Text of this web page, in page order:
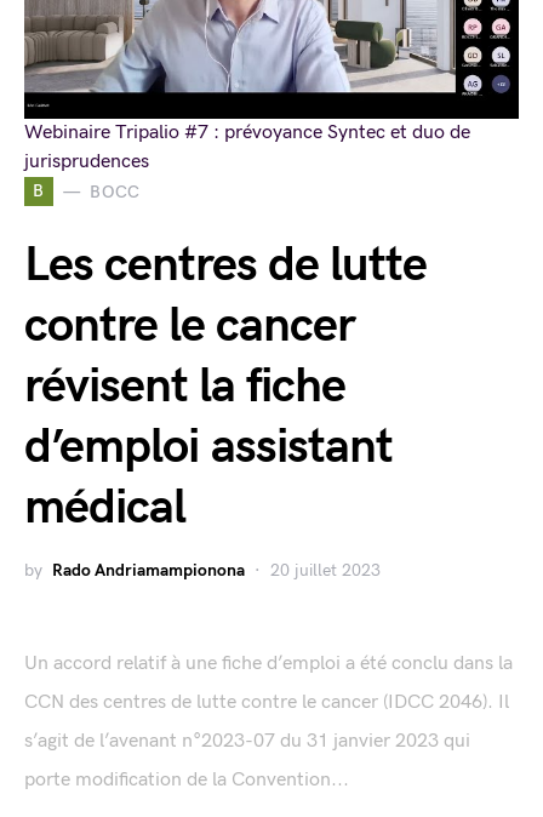
B BOCC
Les centres de lutte
contre le cancer
révisent la fiche
d’emploi assistant
médical
by Rado Andriamampionona 20 juillet 2023
Un accord relatif à une fiche d’emploi a été conclu dans la
CCN des centres de lutte contre le cancer (IDCC 2046). Il
s’agit de l’avenant n°2023-07 du 31 janvier 2023 qui
porte modification de la Convention...
Webinaire Tripalio #7 : prévoyance Syntec et duo de
jurisprudences